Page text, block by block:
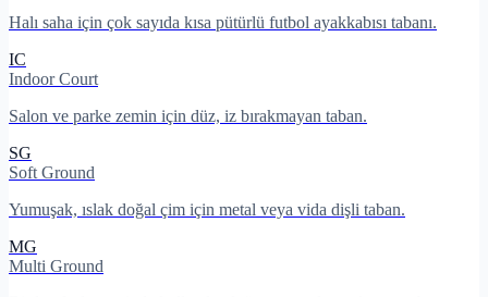
Halı saha için çok sayıda kısa pütürlü futbol ayakkabısı tabanı.
IC
Indoor Court
Salon ve parke zemin için düz, iz bırakmayan taban.
SG
Soft Ground
Yumuşak, ıslak doğal çim için metal veya vida dişli taban.
MG
Multi Ground